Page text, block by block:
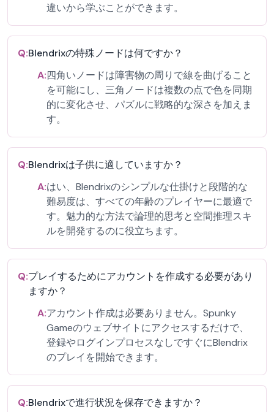
違いから学ぶことができます。
Q:Blendrixの特殊ノードは何ですか？
A:四角いノードは障害物の周りで線を曲げること
を可能にし、三角ノードは複数の点で色を同期
的に変化させ、パズルに戦略的な深さを加えま
す。
Q:Blendrixは子供に適していますか？
A:はい、Blendrixのシンプルな仕掛けと段階的な
難易度は、すべての年齢のプレイヤーに最適で
す。魅力的な方法で論理的思考と空間推理スキ
ルを開発するのに役立ちます。
Q:プレイするためにアカウントを作成する必要があり
ますか？
A:アカウント作成は必要ありません。Spunky
Gameのウェブサイトにアクセスするだけで、
登録やログインプロセスなしですぐにBlendrix
のプレイを開始できます。
Q:Blendrixで進行状況を保存できますか？